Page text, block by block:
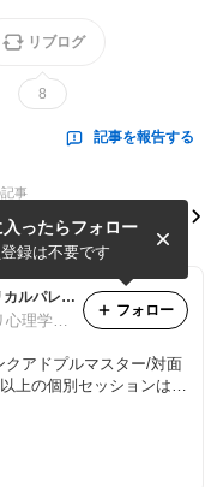
リブログ
8
記事を報告する
事
募集開始】自分の機
自分で取れてる？
森ともみ【お前の人生エレクトリカルパレードにしてやろうか！？】
森ともみ【母親理解専門】ナリ心理学®︎認定心理アドバイザー
アドプルマスター/対面
上の個別セッションは実
入ったらフォロー
録は不要です
フォロー